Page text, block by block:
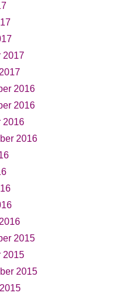
2017
2016
2016
2016
2016
2015
2015
2015